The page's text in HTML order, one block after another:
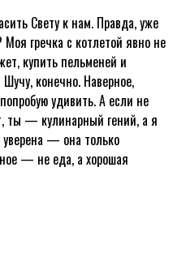
Свету к нам. Правда, уже
гречка с котлетой явно не
купить пельменей и
конечно. Наверное,
удивить. А если не
ты — кулинарный гений, а я
уверена — она только
— не еда, а хорошая